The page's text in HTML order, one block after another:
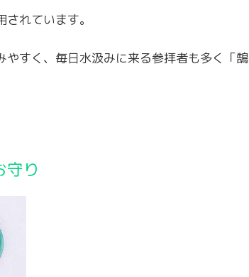
れています。
すく、毎日水汲みに来る参拝者も多く「鵠
守り